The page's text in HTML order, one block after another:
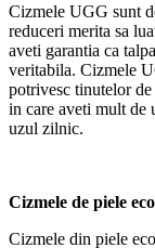
Cizmele UGG sunt
reduceri merita sa
aveti garantia ca
veritabila. Cizmele
potrivesc tinutelor
in care aveti mult de
uzul zilnic.
Cizmele de piele
Cizmele din piele